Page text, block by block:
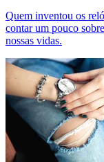
Quem inventou os
contar um pouco
nossas vidas.